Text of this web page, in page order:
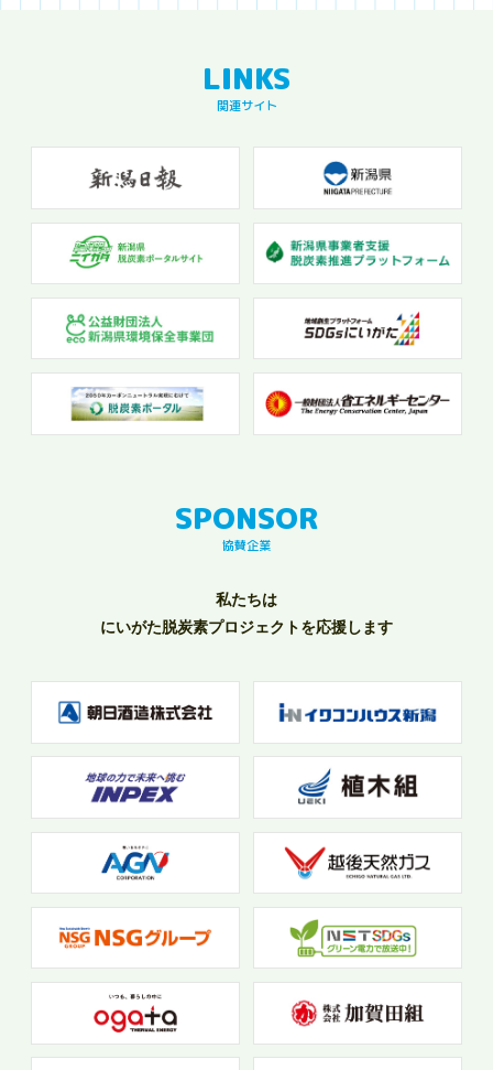
関連サイト
協賛企業
私たちは
にいがた脱炭素プロジェクトを応援します